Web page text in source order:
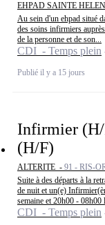
EHPAD SAINTE
Au sein d'un ehpad situé
des soins infirmiers
de la personne et de son...
CDI - Temps plein
Publié il y a 15 jours
Infirmier
(H/F)
ALTERITE - 91 - RIS-
Suite à des départs à la
de nuit et un(e)
semaine et 20h00 - 08h00
CDI - Temps plein